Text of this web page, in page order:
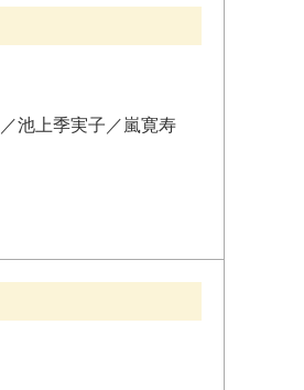
／池上季実子 ／ 嵐寛寿